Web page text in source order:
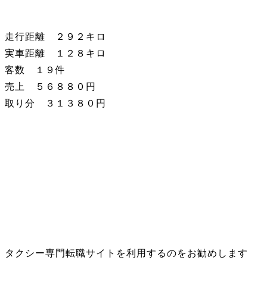
走行距離 ２９２キロ
実車距離 １２８キロ
客数 １９件
売上 ５６８８０円
取り分 ３１３８０円
タクシー専門転職サイトを利用するのをお勧めします